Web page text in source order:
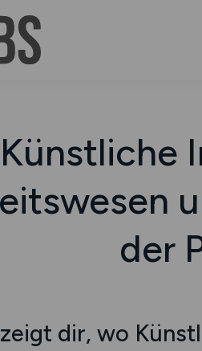
Künstliche
der
dir, wo